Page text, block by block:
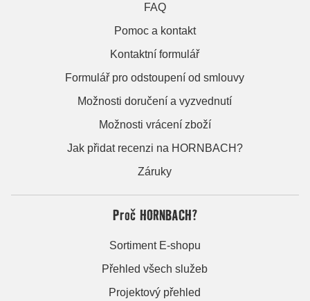
FAQ
Pomoc a kontakt
Kontaktní formulář
Formulář pro odstoupení od smlouvy
Možnosti doručení a vyzvednutí
Možnosti vrácení zboží
Jak přidat recenzi na HORNBACH?
Záruky
Proč HORNBACH?
Sortiment E-shopu
Přehled všech služeb
Projektový přehled